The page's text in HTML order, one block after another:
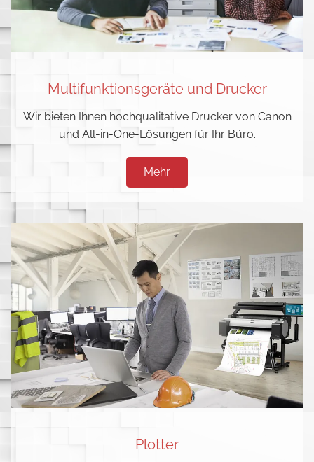
Multifunktionsgeräte und Drucker
Wir bieten Ihnen hochqualitative Drucker von Canon
und All-in-One-Lösungen für Ihr Büro.
Mehr
Plotter